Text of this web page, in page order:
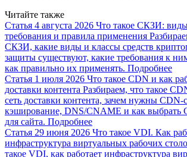
Читайте также
Статья 4 августа 2026 Что такое СКЗИ:
требования и правила применения
СКЗИ, какие виды и классы средств
защиты существуют, какие требования к
как правильно их применять. Подробнее
Статья 1 июля 2026 Что такое CDN и как
доставки контента Разбираем, что такое
сеть доставки контента, зачем нужны CDN-
кэширование, DNS/CNAME и как выбрать
для сайта. Подробнее
Статья 29 июня 2026 Что такое VDI. Как
инфраструктура виртуальных рабочих
такое VDI, как работает инфраструктура